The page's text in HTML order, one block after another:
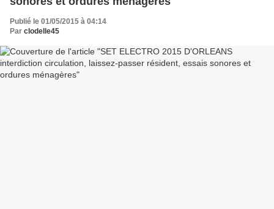
Publié le 01/05/2015 à 04:14
Par clodelle45